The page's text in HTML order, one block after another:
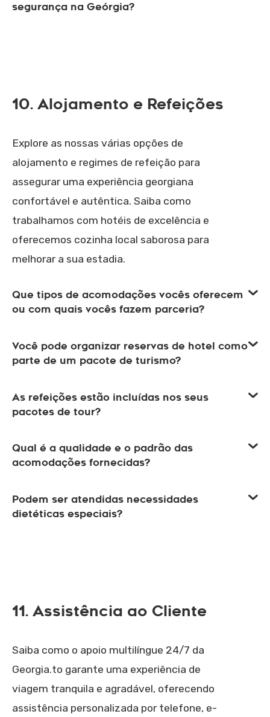
segurança na Geórgia?
10. Alojamento e Refeições
Explore as nossas várias opções de
alojamento e regimes de refeição para
assegurar uma experiência georgiana
confortável e autêntica. Saiba como
trabalhamos com hotéis de excelência e
oferecemos cozinha local saborosa para
melhorar a sua estadia.
Que tipos de acomodações vocês oferecem
ou com quais vocês fazem parceria?
Você pode organizar reservas de hotel como
parte de um pacote de turismo?
As refeições estão incluídas nos seus
pacotes de tour?
Qual é a qualidade e o padrão das
acomodações fornecidas?
Podem ser atendidas necessidades
dietéticas especiais?
11. Assistência ao Cliente
Saiba como o apoio multilíngue 24/7 da
Georgia.to garante uma experiência de
viagem tranquila e agradável, oferecendo
assistência personalizada por telefone, e-